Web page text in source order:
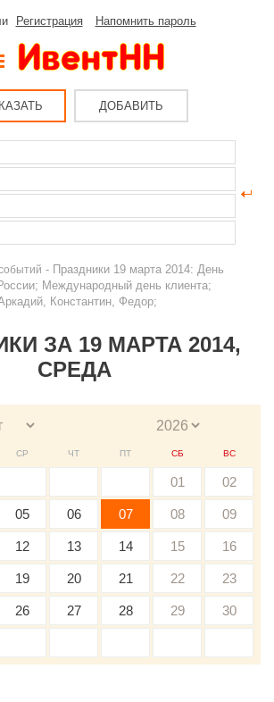
Регистрация Напомнить пароль
ДОБАВИТЬ
- Праздники 19 марта 2014: День
Международный день клиента;
Константин, Федор;
ЗА 19 МАРТА 2014,
СРЕДА
СР ЧТ ПТ СБ ВС
01 02
05 06 07 08 09
12 13 14 15 16
19 20 21 22 23
26 27 28 29 30